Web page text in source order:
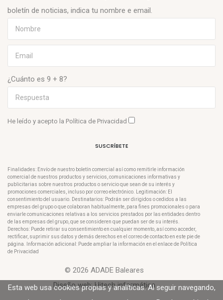
boletín de noticias, indica tu nombre e email.
¿Cuánto es 9 + 8?
He leído y acepto la Política de Privacidad
SUSCRÍBETE
Finalidades: Envío de nuestro boletín comercial así como remitirle información
comercial de nuestros productos y servicios, comunicaciones informativas y
publicitarias sobre nuestros productos o servicio que sean de su interés y
promociones comerciales, incluso por correo electrónico. Legitimación: El
consentimiento del usuario. Destinatarios: Podrán ser dirigidos o cedidos a las
empresas del grupo o que colaboran habitualmente, para fines promocionales o para
enviarle comunicaciones relativas a los servicios prestados por las entidades dentro
de las empresas del grupo, que se consideren que puedan ser de su interés.
Derechos: Puede retirar su consentimiento en cualquier momento, así como acceder,
rectificar, suprimir sus datos y demás derechos en el correo de contacto en este pie de
página. Información adicional: Puede ampliar la información en el enlace de Política
de Privacidad
© 2026 ADADE Baleares
Diseño web:Hitech informática
Esta web usa cookies propias y analíticas. Al seguir navegando,